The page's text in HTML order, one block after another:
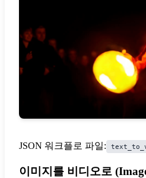
JSON 워크플로 파일:
이미지를 비디오로